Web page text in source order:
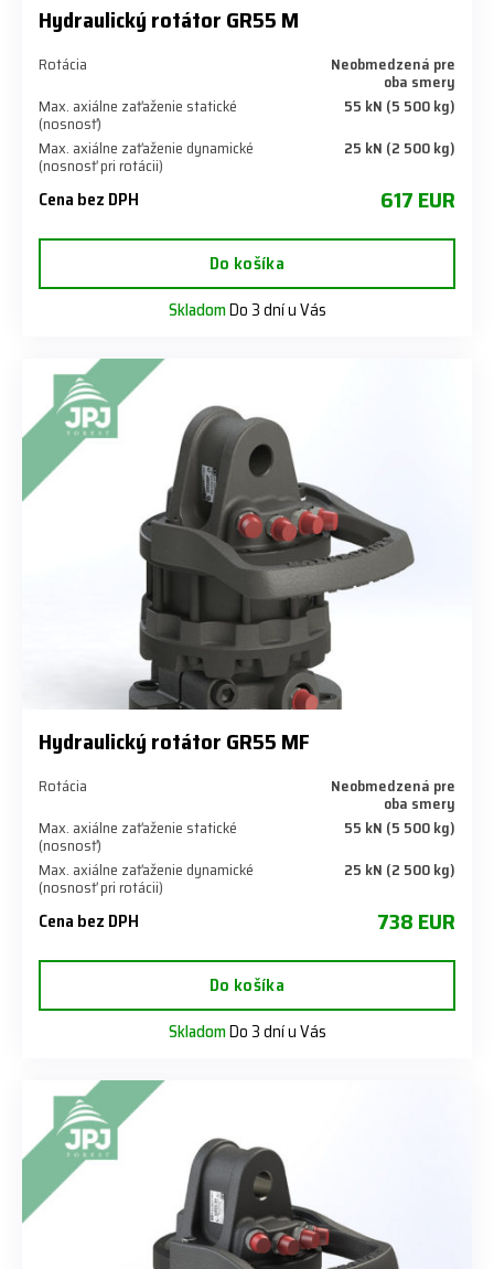
Hydraulický rotátor GR55 M
Rotácia Neobmedzená pre
oba smery
Max. axiálne zaťaženie statické
(nosnosť)
55 kN (5 500 kg)
Max. axiálne zaťaženie dynamické
(nosnosť pri rotácii)
25 kN (2 500 kg)
Cena bez DPH 617 EUR
Do košíka
SkladomDo 3 dní u Vás
Hydraulický rotátor GR55 MF
Rotácia Neobmedzená pre
oba smery
Max. axiálne zaťaženie statické
(nosnosť)
55 kN (5 500 kg)
Max. axiálne zaťaženie dynamické
(nosnosť pri rotácii)
25 kN (2 500 kg)
Cena bez DPH 738 EUR
Do košíka
SkladomDo 3 dní u Vás